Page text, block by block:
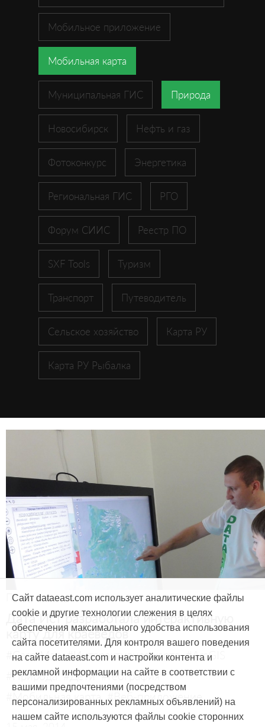
Мобильное приложение
Мобильная карта
Муниципальная ГИС Природа
Новосибирск Нефть и газ
Фотоконкурс Энергетика
Региональная ГИС РГО
Форум СИИС Реестр ПО
SXF Tools Туризм
Транспорт Путеводитель
Сельское хозяйство Карта РУ
Карта РУ Рыбалка
Продукты и услуги
Дата Ист разработала интерактивную
карту для краеведов
#CarryMap #Интерактивная карта #ArcGIS
#Природа #Дети #География
#Мобильная карта #Веб-приложение
Сайт dataeast.com использует аналитические файлы
cookie и другие технологии слежения в целях
обеспечения максимального удобства использования
сайта посетителями. Для контроля вашего поведения
на сайте dataeast.com и настройки контента и
рекламной информации на сайте в соответствии с
вашими предпочтениями (посредством
персонализированных рекламных объявлений) на
нашем сайте используются файлы cookie сторонних